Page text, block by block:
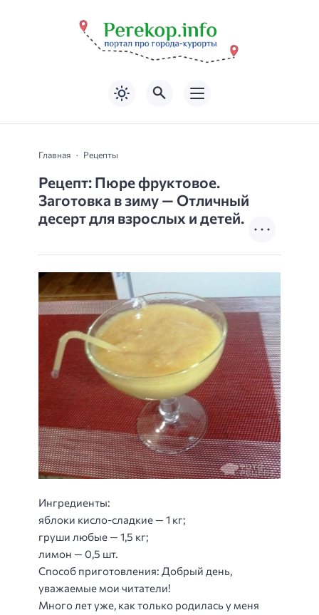
Главная Рецепты
Рецепт: Пюре фруктовое.
Заготовка в зиму — Отличный
десерт для взрослых и детей.
Ингредиенты:
яблоки кисло-сладкие — 1 кг;
груши любые — 1,5 кг;
лимон — 0,5 шт.
Способ приготовления: Добрый день,
уважаемые мои читатели!
Много лет уже, как только родилась у меня